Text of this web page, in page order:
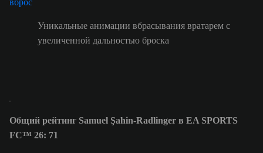
Уникальные анимации вбрасывания вратарем с
увеличенной дальностью броска
Общий рейтинг Samuel Şahin-Radlinger в EA SPORTS
FC™ 26: 71